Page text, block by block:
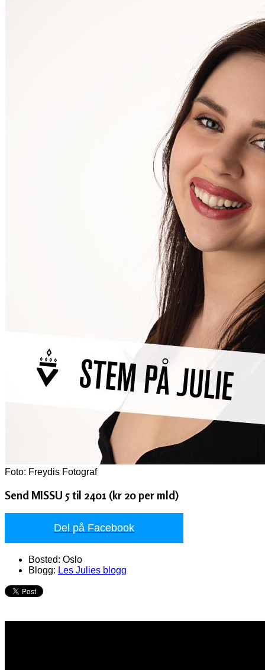
Foto: Freydis Fotograf
Send MISSU 5 til 2401 (kr 20 per mld)
Del på Facebook
Bosted: Oslo
Blogg: Les Julies blogg